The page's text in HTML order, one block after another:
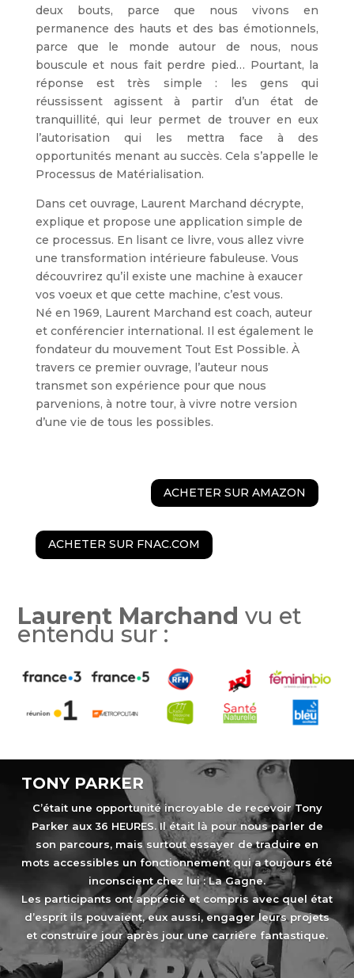
deux bouts, parce que nous vivons en
permanence des hauts et des bas émotionnels,
parce que le monde autour de nous, nous
bouscule et nous fait perdre pied… Pourtant, la
réponse est très simple : les gens qui
réussissent agissent à partir d’un état de
tranquillité, qui leur permet de trouver en eux
l’autorisation qui les mettra face à des
opportunités menant au succès. Cela s’appelle le
Processus de Matérialisation.
Dans cet ouvrage, Laurent Marchand décrypte,
explique et propose une application simple de
ce processus. En lisant ce livre, vous allez vivre
une transformation intérieure fabuleuse. Vous
découvrirez qu’il existe une machine à exaucer
vos voeux et que cette machine, c’est vous.
Né en 1969, Laurent Marchand est coach, auteur
et conférencier international. Il est également le
fondateur du mouvement Tout Est Possible. À
travers ce premier ouvrage, l’auteur nous
transmet son expérience pour que nous
parvenions, à notre tour, à vivre notre version
d’une vie de tous les possibles.
ACHETER SUR AMAZON
ACHETER SUR FNAC.COM
Laurent Marchand vu et
entendu sur :
TONY PARKER
C’était une opportunité incroyable de recevoir Tony
Parker aux 36 HEURES. Il était là pour nous parler de
son parcours, mais surtout essayer de traduire en
mots accessibles un fonctionnement qui a toujours été
inconscient chez lui : La Gagne.
Les participants ont apprécié et compris avec quel état
d’esprit ils pouvaient, eux aussi, engager leurs projets
et construire jour après jour une carrière fantastique.